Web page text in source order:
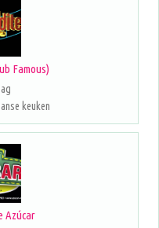
Famous)
keuken
Azúcar